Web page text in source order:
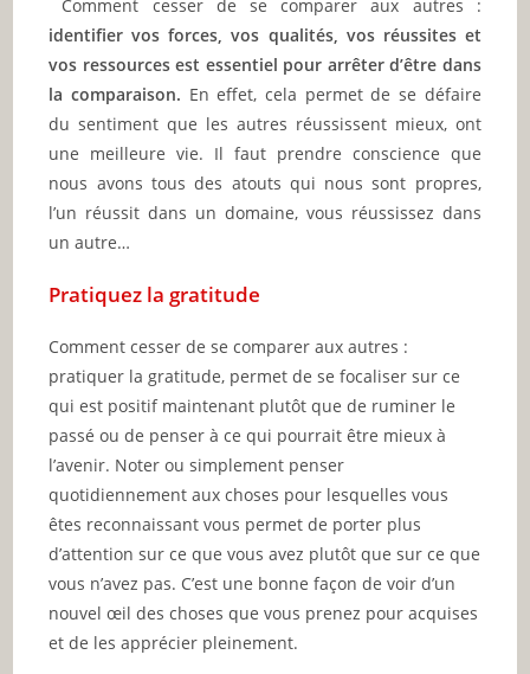
Comment cesser de se comparer aux autres :
identifier vos forces, vos qualités, vos réussites et
vos ressources est essentiel pour arrêter d’être dans
la comparaison. En effet, cela permet de se défaire
du sentiment que les autres réussissent mieux, ont
une meilleure vie. Il faut prendre conscience que
nous avons tous des atouts qui nous sont propres,
l’un réussit dans un domaine, vous réussissez dans
un autre…
Pratiquez la gratitude
Comment cesser de se comparer aux autres :
pratiquer la gratitude, permet de se focaliser sur ce
qui est positif maintenant plutôt que de ruminer le
passé ou de penser à ce qui pourrait être mieux à
l’avenir. Noter ou simplement penser
quotidiennement aux choses pour lesquelles vous
êtes reconnaissant vous permet de porter plus
d’attention sur ce que vous avez plutôt que sur ce que
vous n’avez pas. C’est une bonne façon de voir d’un
nouvel œil des choses que vous prenez pour acquises
et de les apprécier pleinement.